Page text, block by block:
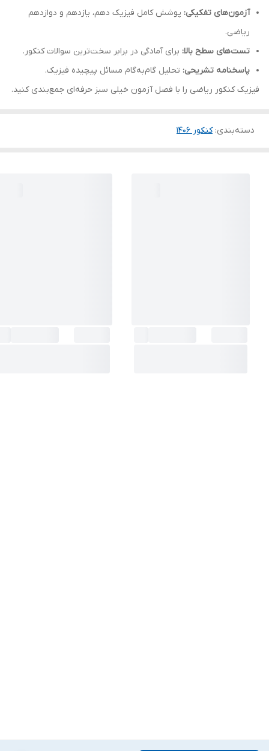
آزمون‌های تفکیکی: پوشش کامل فیزیک دهم، یازدهم و دوازدهم
ریاضی.
تست‌های سطح بالا: برای آمادگی در برابر سخت‌ترین سوالات کنکور.
پاسخنامه تشریحی: تحلیل گام‌به‌گام مسائل پیچیده فیزیک.
فیزیک کنکور ریاضی را با فصل آزمون خیلی سبز حرفه‌ای جمع‌بندی کنید.
دسته‌بندی:کنکور 140۶